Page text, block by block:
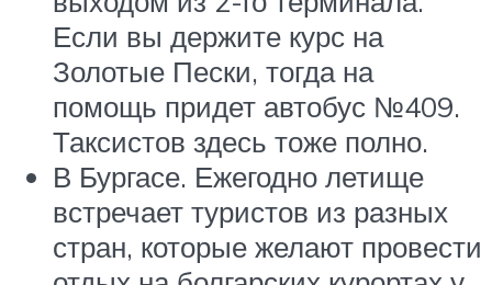
Если вы держите курс на
Золотые Пески, тогда на
помощь придет автобус №409.
Таксистов здесь тоже полно.
В Бургасе. Ежегодно летище
встречает туристов из разных
стран, которые желают провести